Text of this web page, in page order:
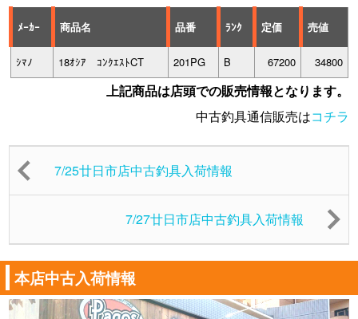
ﾒｰｶｰ 商品名 品番 ﾗﾝｸ 定価 売値
ｼﾏﾉ 18ｵｼｱ ｺﾝｸｴｽﾄCT 201PG B 67200 34800
上記商品は店頭での販売情報となります。
中古釣具通信販売はコチラ
7/25廿日市店中古釣具入荷情報
7/27廿日市店中古釣具入荷情報
本店中古入荷情報